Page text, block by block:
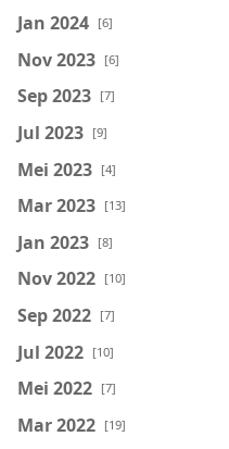
Jan 2024 [6]
Nov 2023 [6]
Sep 2023 [7]
Jul 2023 [9]
Mei 2023 [4]
Mar 2023 [13]
Jan 2023 [8]
Nov 2022 [10]
Sep 2022 [7]
Jul 2022 [10]
Mei 2022 [7]
Mar 2022 [19]